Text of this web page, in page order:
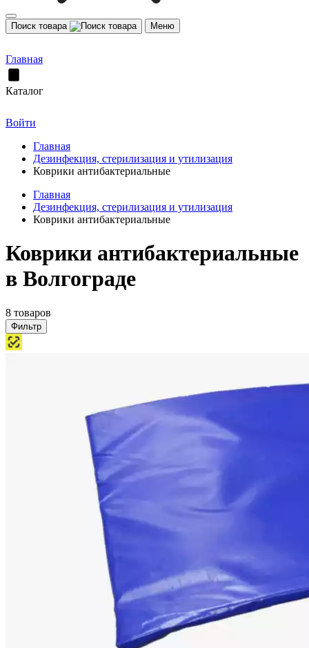
Поиск товара Меню
Главная
Каталог
Войти
Главная
Дезинфекция, стерилизация и утилизация
Коврики антибактериальные
Главная
Дезинфекция, стерилизация и утилизация
Коврики антибактериальные
Коврики антибактериальные
в Волгограде
8 товаров
Фильтр